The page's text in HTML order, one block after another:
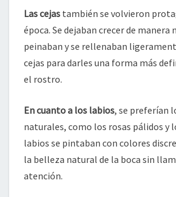
Las cejas también se volvieron
época. Se dejaban crecer de manera
peinaban y se rellenaban
cejas para darles una forma más
el rostro.
En cuanto a los labios, se preferían
naturales, como los rosas pálidos y
labios se pintaban con colores
la belleza natural de la boca sin
atención.